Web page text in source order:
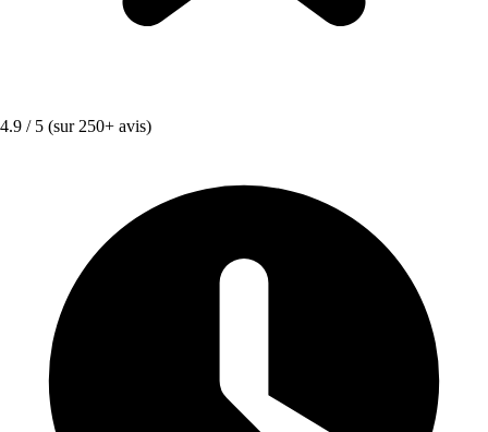
4.9 / 5 (sur 250+ avis)